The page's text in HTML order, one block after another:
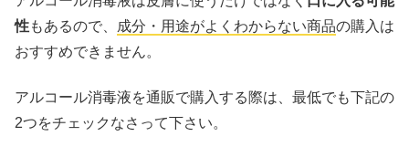
性もあるので、 成分・用途がよくわからない商品の購入は
おすすめできません。
アルコール消毒液を通販で購入する際は、最低でも下記の
2つをチェックなさって下さい。